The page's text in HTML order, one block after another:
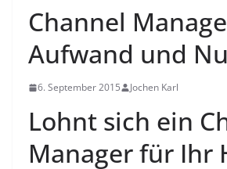
Channel
Aufwand und
6. September 2015 Jochen Karl
Lohnt sich ein
Manager für Ihr